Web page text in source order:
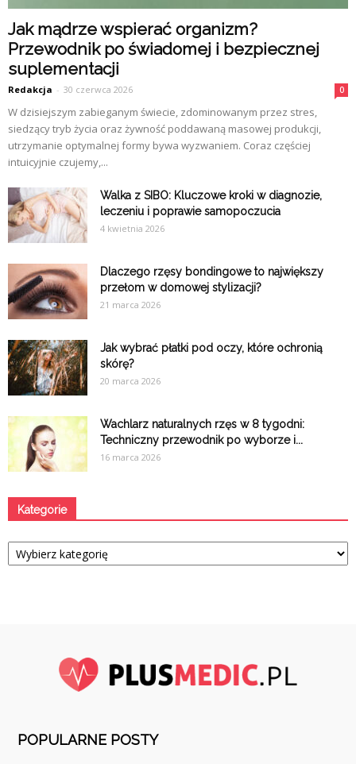
Jak mądrze wspierać organizm?
Przewodnik po świadomej i bezpiecznej
suplementacji
Redakcja - 30 czerwca 2026 0
W dzisiejszym zabieganym świecie, zdominowanym przez stres,
siedzący tryb życia oraz żywność poddawaną masowej produkcji,
utrzymanie optymalnej formy bywa wyzwaniem. Coraz częściej
intuicyjnie czujemy,...
Walka z SIBO: Kluczowe kroki w diagnozie,
leczeniu i poprawie samopoczucia
4 kwietnia 2026
Dlaczego rzęsy bondingowe to największy
przełom w domowej stylizacji?
21 marca 2026
Jak wybrać płatki pod oczy, które ochronią
skórę?
20 marca 2026
Wachlarz naturalnych rzęs w 8 tygodni:
Techniczny przewodnik po wyborze i...
16 marca 2026
Kategorie
Kategorie
POPULARNE POSTY